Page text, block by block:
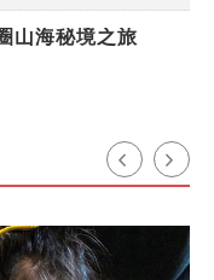
山海秘境之旅